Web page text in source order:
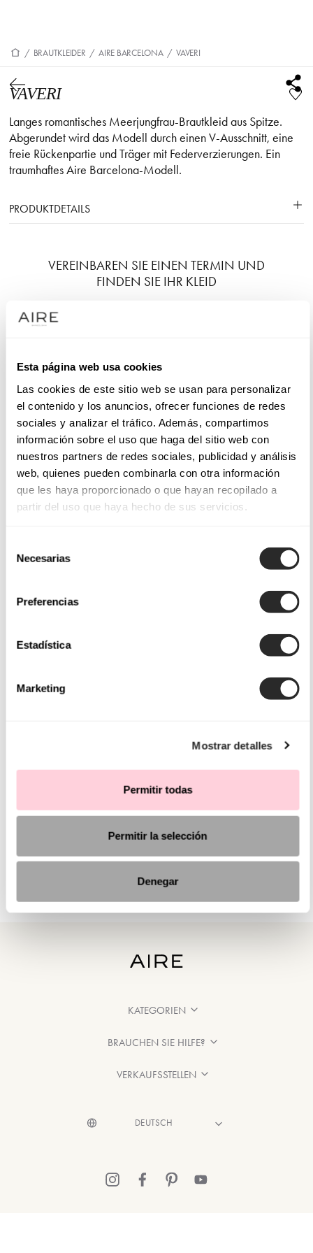
Esta página web usa cookies
Las cookies de este sitio web se usan para personalizar
el contenido y los anuncios, ofrecer funciones de redes
sociales y analizar el tráfico. Además, compartimos
información sobre el uso que haga del sitio web con
nuestros partners de redes sociales, publicidad y análisis
web, quienes pueden combinarla con otra información
que les haya proporcionado o que hayan recopilado a
partir del uso que haya hecho de sus servicios.
Necesarias
Preferencias
Estadística
Marketing
Mostrar detalles
Permitir todas
Permitir la selección
Denegar
/ BRAUTKLEIDER / AIRE BARCELONA / VAVERI
VAVERI
Langes romantisches Meerjungfrau-Brautkleid aus Spitze.
Abgerundet wird das Modell durch einen V-Ausschnitt, eine
freie Rückenpartie und Träger mit Federverzierungen. Ein
traumhaftes Aire Barcelona-Modell.
PRODUKTDETAILS
VEREINBAREN SIE EINEN TERMIN UND
FINDEN SIE IHR KLEID
KATEGORIEN
BRAUCHEN SIE HILFE?
VERKAUFSSTELLEN